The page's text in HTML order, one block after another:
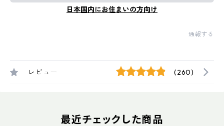
日本国内にお住まいの方向け
通報する
レビュー (260)
最近チェックした商品